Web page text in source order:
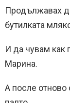
Продължавах
бутилката
И да чувам как
Марина.
А после